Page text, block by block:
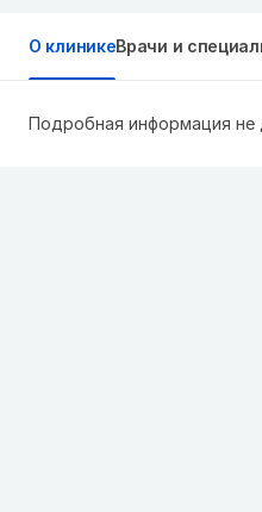
О клиникеВрачи и
Подробная информация не